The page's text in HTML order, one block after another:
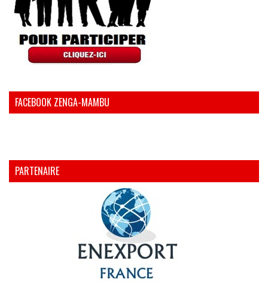
FACEBOOK ZENGA-MAMBU
PARTENAIRE